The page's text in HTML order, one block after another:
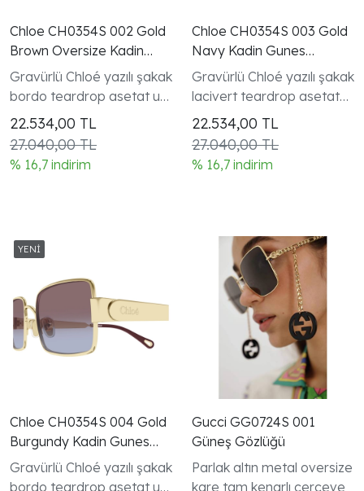
Chloe CH0354S 002 Gold
Brown Oversize Kadin
Gunes Gozlugu
Gravürlü Chloé yazılı şakak
bordo teardrop asetat uç
Chloé koleksiyonu kadın
22.534,00 TL
27.040,00 TL
% 16,7 indirim
Chloe CH0354S 003 Gold
Navy Kadin Gunes
Gozlugu
Gravürlü Chloé yazılı şakak
lacivert teardrop asetat
uç Chloé koleksiyonu kadın
22.534,00 TL
27.040,00 TL
% 16,7 indirim
Chloe CH0354S 004 Gold
Burgundy Kadin Gunes
Gozlugu
Gravürlü Chloé yazılı şakak
bordo teardrop asetat uç
Gucci GG0724S 001
Güneş Gözlüğü
Parlak altın metal oversize
kare tam kenarlı çerçeve